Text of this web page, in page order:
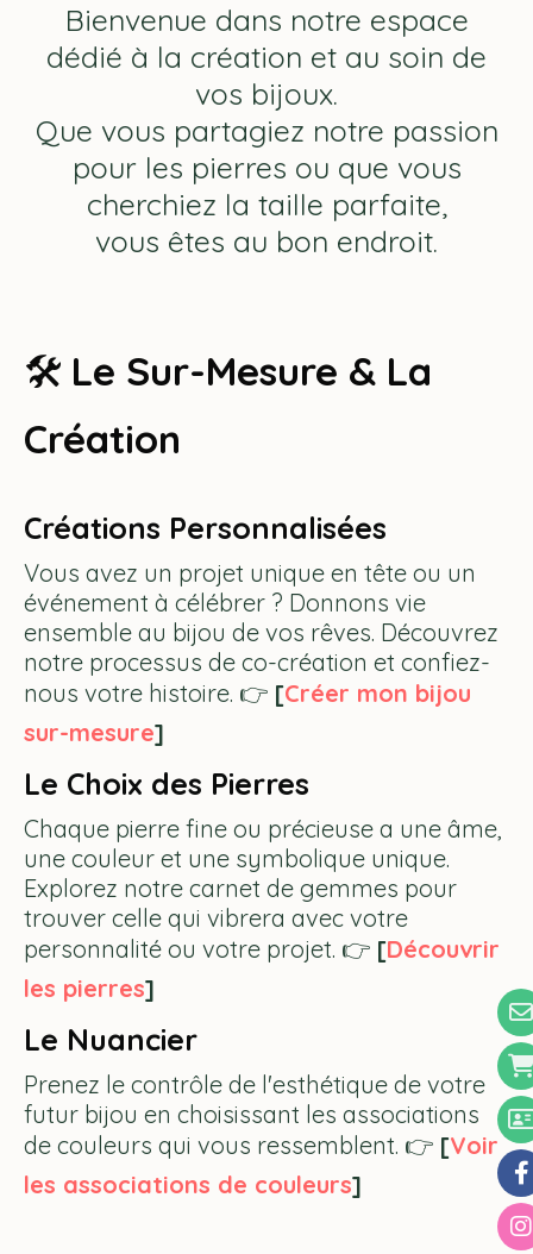
Bienvenue dans notre espace
dédié à la création et au soin de
vos bijoux.
Que vous partagiez notre passion
pour les pierres ou que vous
cherchiez la taille parfaite,
vous êtes au bon endroit.
🛠️ Le Sur-Mesure & La
Création
Créations Personnalisées
Vous avez un projet unique en tête ou un
événement à célébrer ? Donnons vie
ensemble au bijou de vos rêves. Découvrez
notre processus de co-création et confiez-
nous votre histoire. 👉 [Créer mon bijou
sur-mesure]
Le Choix des Pierres
Chaque pierre fine ou précieuse a une âme,
une couleur et une symbolique unique.
Explorez notre carnet de gemmes pour
trouver celle qui vibrera avec votre
personnalité ou votre projet. 👉 [Découvrir
les pierres]
Le Nuancier
Prenez le contrôle de l'esthétique de votre
futur bijou en choisissant les associations
de couleurs qui vous ressemblent. 👉 [Voir
les associations de couleurs]